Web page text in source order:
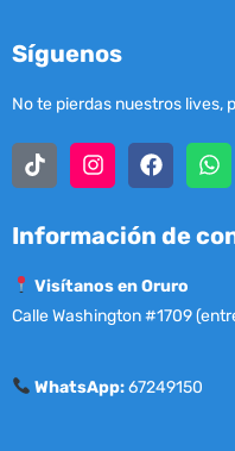
Síguenos
No te pierdas nuestros lives,
Información de
Visítanos en Oruro
Calle Washington #1709
WhatsApp:67249150